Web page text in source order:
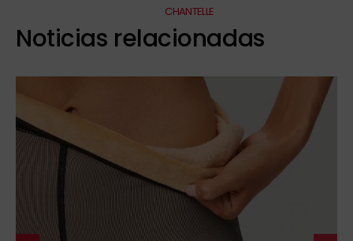
CHANTELLE
Noticias relacionadas